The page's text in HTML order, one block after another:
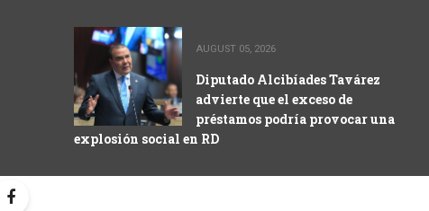
AUGUST 05, 2026
Diputado Alcibíades Tavárez
advierte que el exceso de
préstamos podría provocar una
explosión social en RD